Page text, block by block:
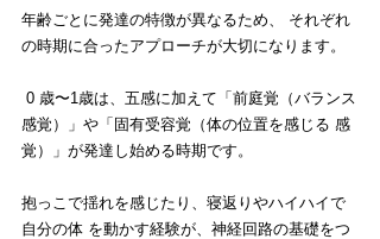
年齢ごとに発達の特徴が異なるため、 それぞれ
の時期に合ったアプローチが大切になります。
感覚）」や「固有受容覚（体の位置を感じる 感
覚）」が発達し始める時期です。
抱っこで揺れを感じたり、寝返りやハイハイで
自分の体 を動かす経験が、神経回路の基礎をつ